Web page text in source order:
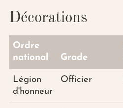
Décorations
Ordre
national
Grade
Légion
d'honneur
Officier